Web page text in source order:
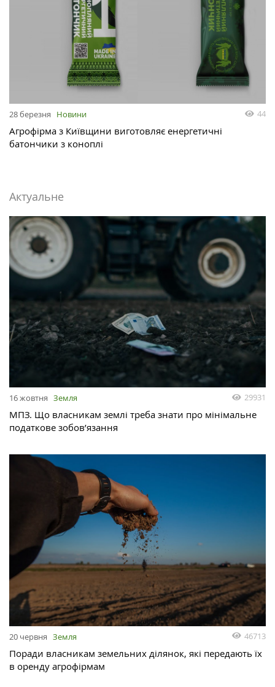
28 березня Новини 44
Агрофірма з Київщини виготовляє енергетичні
батончики з коноплі
Актуальне
16 жовтня Земля 29931
МПЗ. Що власникам землі треба знати про мінімальне
податкове зобов’язання
20 червня Земля 46713
Поради власникам земельних ділянок, які передають їх
в оренду агрофірмам